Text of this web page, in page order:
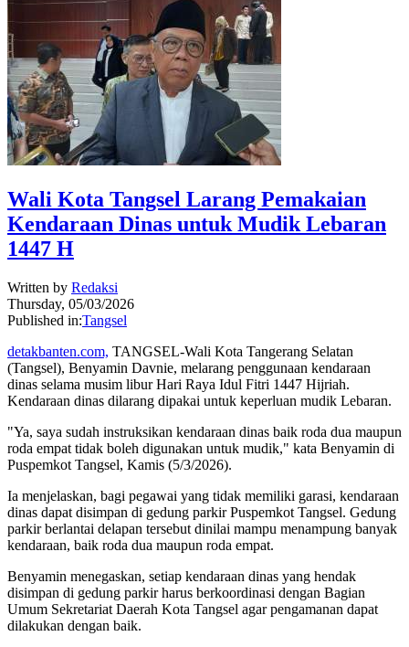
Wali Kota Tangsel Larang Pemakaian
Kendaraan Dinas untuk Mudik Lebaran
1447 H
Written by Redaksi
Thursday, 05/03/2026
Published in:Tangsel
detakbanten.com, TANGSEL-Wali Kota Tangerang Selatan
(Tangsel), Benyamin Davnie, melarang penggunaan kendaraan
dinas selama musim libur Hari Raya Idul Fitri 1447 Hijriah.
Kendaraan dinas dilarang dipakai untuk keperluan mudik Lebaran.
"Ya, saya sudah instruksikan kendaraan dinas baik roda dua maupun
roda empat tidak boleh digunakan untuk mudik," kata Benyamin di
Puspemkot Tangsel, Kamis (5/3/2026).
Ia menjelaskan, bagi pegawai yang tidak memiliki garasi, kendaraan
dinas dapat disimpan di gedung parkir Puspemkot Tangsel. Gedung
parkir berlantai delapan tersebut dinilai mampu menampung banyak
kendaraan, baik roda dua maupun roda empat.
Benyamin menegaskan, setiap kendaraan dinas yang hendak
disimpan di gedung parkir harus berkoordinasi dengan Bagian
Umum Sekretariat Daerah Kota Tangsel agar pengamanan dapat
dilakukan dengan baik.